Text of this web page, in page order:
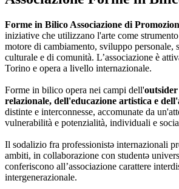
Forme in Bilico Associazione di
iniziative che utilizzano l'arte come
motore di cambiamento, sviluppo personale,
culturale e di comunità. L’associazione è
Torino e opera a livello internazionale.
Forme in bilico opera nei campi dell'
relazionale, dell'educazione artistica e
distinte e interconnesse, accomunate da
vulnerabilità e potenzialità, individuali e
Il sodalizio fra professionistə internazionali
ambiti, in collaborazione con studentə
conferiscono all’associazione carattere
intergenerazionale.